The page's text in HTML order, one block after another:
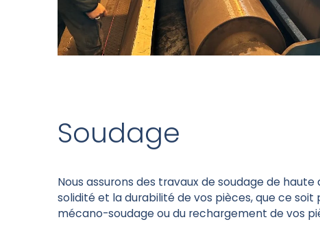
Soudage
Nous assurons des travaux de soudage de haute
solidité et la durabilité de vos pièces, que ce soit
mécano-soudage ou du rechargement de vos